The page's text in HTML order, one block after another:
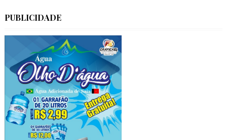
PUBLICIDADE